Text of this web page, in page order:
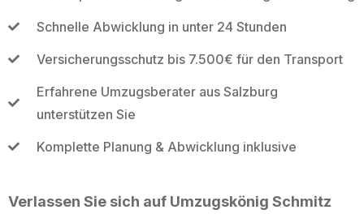
Schnelle Abwicklung in unter 24 Stunden
Versicherungsschutz bis 7.500€ für den Transport
Erfahrene Umzugsberater aus Salzburg
unterstützen Sie
Komplette Planung & Abwicklung inklusive
Verlassen Sie sich auf Umzugskönig Schmitz